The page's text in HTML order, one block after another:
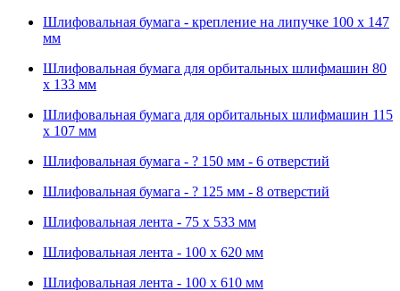
Шлифовальная бумага - крепление на липучке 100 х 147
мм
Шлифовальная бумага для орбитальных шлифмашин 80
х 133 мм
Шлифовальная бумага для орбитальных шлифмашин 115
х 107 мм
Шлифовальная бумага - ? 150 мм - 6 отверстий
Шлифовальная бумага - ? 125 мм - 8 отверстий
Шлифовальная лента - 75 х 533 мм
Шлифовальная лента - 100 х 620 мм
Шлифовальная лента - 100 х 610 мм